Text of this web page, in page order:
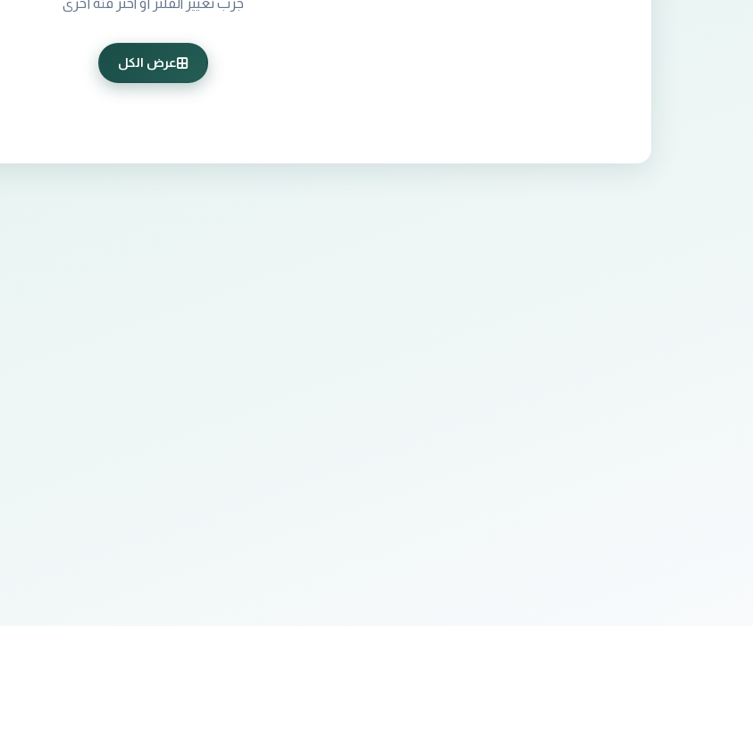
جرّب تغيير الفلتر أو اختر فئة أخرى
عرض الكل